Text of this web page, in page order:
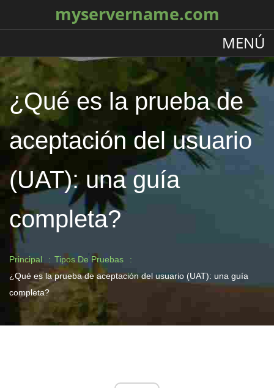
myservername.com
MENÚ
¿Qué es la prueba de
aceptación del usuario
(UAT): una guía
completa?
Principal
Tipos De Pruebas
¿Qué es la prueba de aceptación del usuario (UAT): una guía
completa?